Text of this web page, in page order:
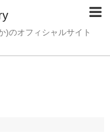
)のオフィシャルサイト